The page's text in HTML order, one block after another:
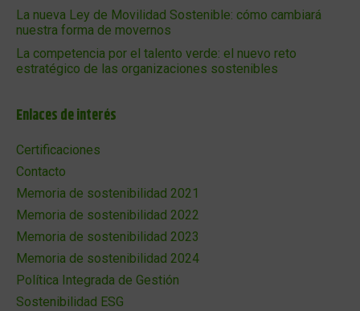
La nueva Ley de Movilidad Sostenible: cómo cambiará
nuestra forma de movernos
La competencia por el talento verde: el nuevo reto
estratégico de las organizaciones sostenibles
Enlaces de interés
Certificaciones
Contacto
Memoria de sostenibilidad 2021
Memoria de sostenibilidad 2022
Memoria de sostenibilidad 2023
Memoria de sostenibilidad 2024
Política Integrada de Gestión
Sostenibilidad ESG